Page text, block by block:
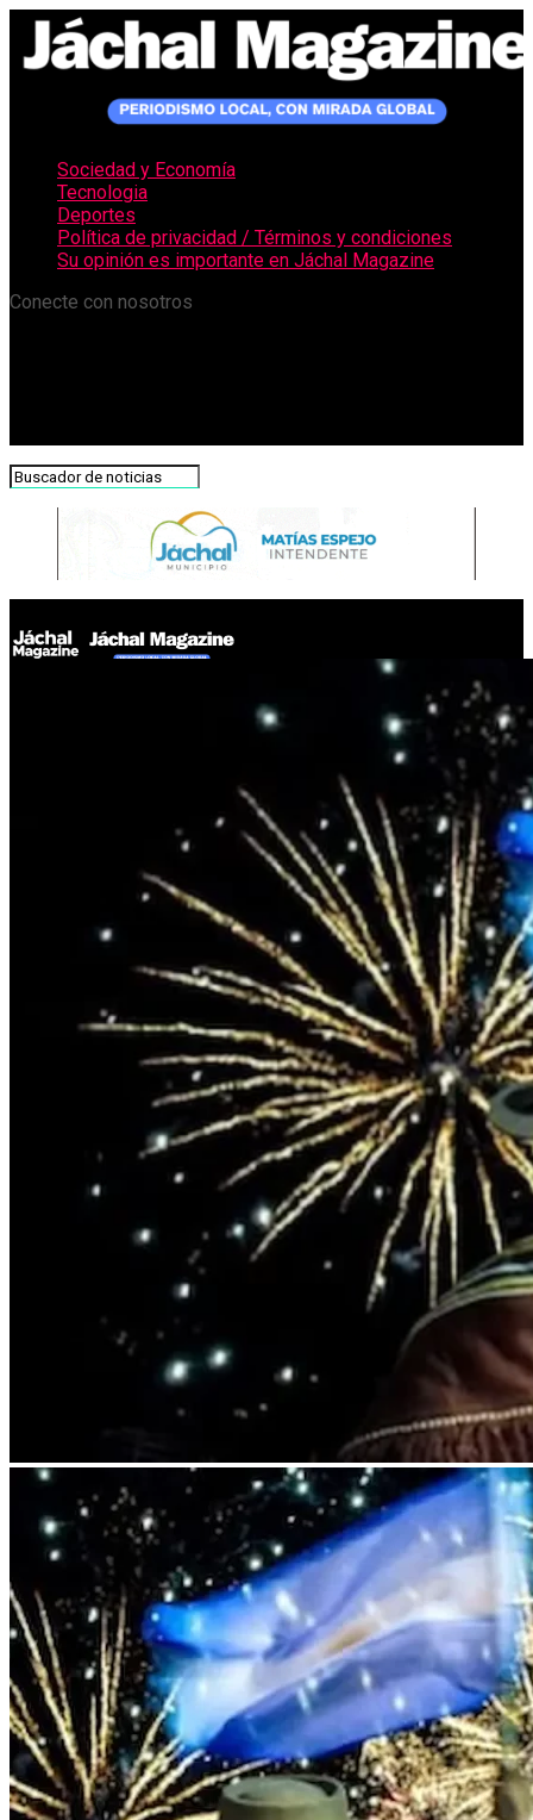
Sociedad y Economía
Tecnologia
Deportes
Política de privacidad / Términos y condiciones
Su opinión es importante en Jáchal Magazine
Conecte con nosotros
El lunes 13 de octubre será el lanzamiento oficial de la Fiesta
Nacional de la Tradición 2025